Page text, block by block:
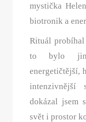
mystička
biotronik a
Rituál
to bylo
energetičtější,
intenzivnější
dokázal jsem
svět i prostor